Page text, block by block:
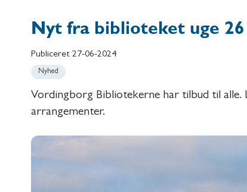
Nyt fra biblioteket uge 26
Publiceret 27-06-2024
Nyhed
Vordingborg Bibliotekerne har tilbud til alle.
arrangementer.